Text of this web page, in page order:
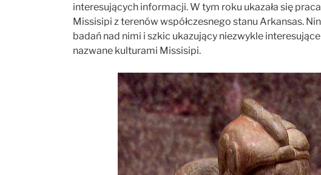
interesujących informacji. W tym roku ukazała się
Missisipi z terenów współczesnego stanu Arkansas.
badań nad nimi i szkic ukazujący niezwykle
nazwane kulturami Missisipi.